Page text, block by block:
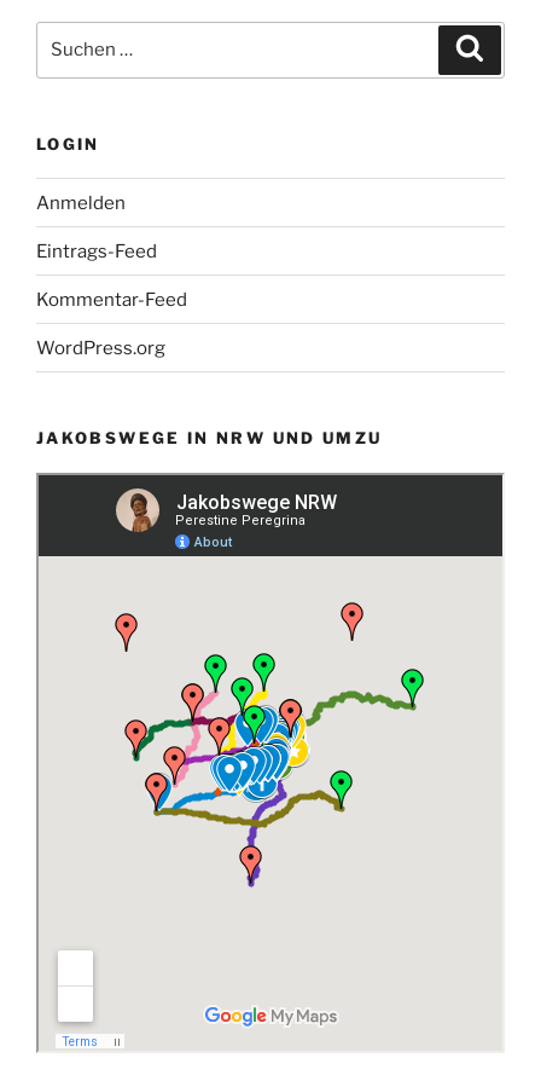
nach:
LOGIN
Anmelden
Eintrags-Feed
Kommentar-Feed
WordPress.org
JAKOBSWEGE IN NRW UND UMZU